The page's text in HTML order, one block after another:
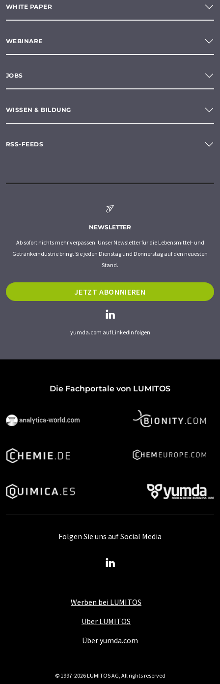
WHITE PAPER
WEBINARE
JOBS
WISSEN & BILDUNG
RSS-FEEDS
NEWSLETTER
Ab sofort nichts mehr verpassen: Unser Newsletter für die Lebensmittel- und
Getränkeindustrie bringt Sie jeden Dienstag und Donnerstag auf den neuesten
Stand.
JETZT ABONNIEREN
yumda.com auf LinkedIn folgen
Die Fachportale von LUMITOS
Werben bei LUMITOS
Über LUMITOS
Über yumda.com
Folgen Sie uns auf Social Media
© 1997-2026 LUMITOS AG, All rights reserved